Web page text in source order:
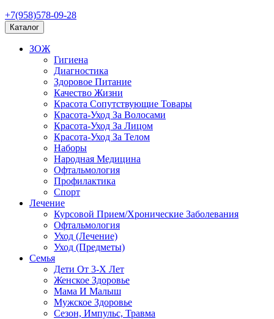
+7(958)578-09-28
Каталог
ЗОЖ
Гигиена
Диагностика
Здоровое Питание
Качество Жизни
Красота Сопутствующие Товары
Красота-Уход За Волосами
Красота-Уход За Лицом
Красота-Уход За Телом
Наборы
Народная Медицина
Офтальмология
Профилактика
Спорт
Лечение
Курсовой Прием/Хронические Заболевания
Офтальмология
Уход (Лечение)
Уход (Предметы)
Семья
Дети От 3-Х Лет
Женское Здоровье
Мама И Малыш
Мужское Здоровье
Сезон, Импульс, Травма